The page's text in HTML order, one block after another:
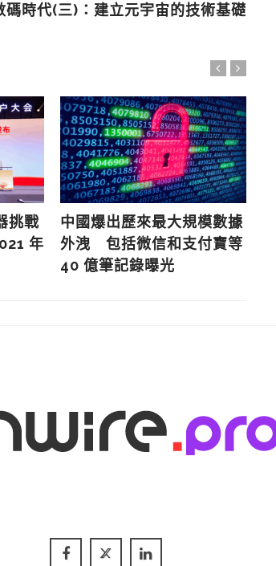
碼時代(三)：建立元宇宙的技術基礎
挑戰
年
中國爆出歷來最大規模數據
外洩 包括微信和支付寶等
40 億筆記錄曝光